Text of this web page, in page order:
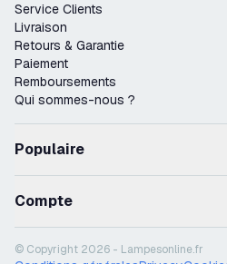
Service Clients
Livraison
Retours & Garantie
Paiement
Remboursements
Qui sommes-nous ?
Populaire
Compte
© Copyright 2026 - Lampesonline.fr